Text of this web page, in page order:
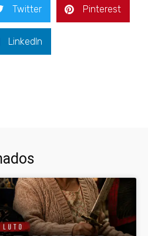
Twitter Pinterest
LinkedIn